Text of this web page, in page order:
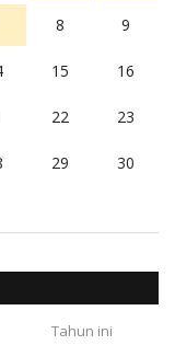
8 9
15 16
22 23
29 30
Tahun ini